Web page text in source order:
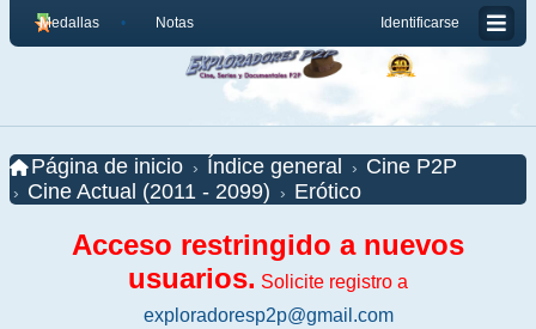
Identificarse
Medallas Notas
Página de inicio Índice general
Cine P2P
Cine Actual (2011 - 2099)
Erótico
Acceso restringido a nuevos
usuarios. Solicite registro a
exploradoresp2p@gmail.com